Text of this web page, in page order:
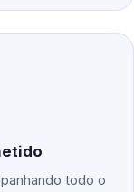
todo o